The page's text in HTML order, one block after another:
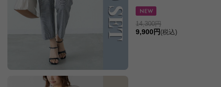
14,300円
9,900円 (税込)